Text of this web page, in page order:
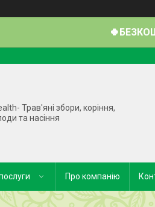
Трав'яні збори, коріння,
та насіння
Про компанію